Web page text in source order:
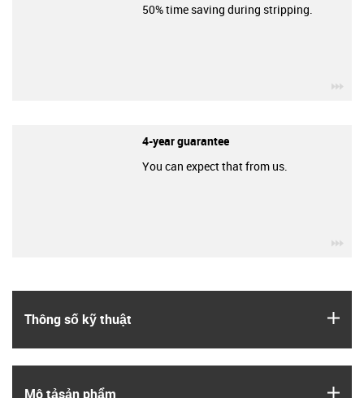
Thông số kỹ thuật
Mô tả­sản phẩm
50% time saving during stripping.
4-year guarantee
You can expect that from us.